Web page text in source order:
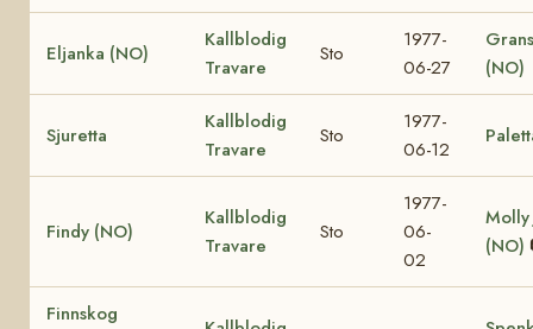
Eljanka (NO)
Kallblodig
Travare
Sto
1977-
06-27
(NO)
Sjuretta
Kallblodig
Travare
Sto
1977-
06-12
Findy (NO)
Kallblodig
Travare
Sto
1977-
06-
02
Molly
(NO)
Finnskog